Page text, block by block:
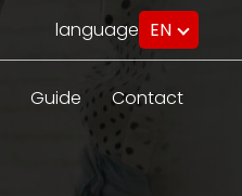
language EN
PL
RU
DE
Guide Contact